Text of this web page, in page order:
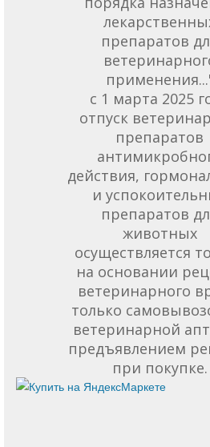
препаратов
с 1 марта 2025
отпуск
препаратов
действия,
и
препаратов
животных
осуществляется
на основании
ветеринарного
только
ветеринарной
предъявлением
при покупке.